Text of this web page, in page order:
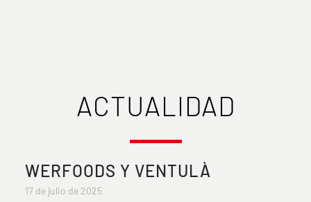
ACTUALIDAD
WERFOODS Y VENTULÀ
17 de julio de 2025